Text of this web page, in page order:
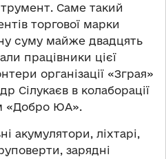
Саме такий
торгової марки
суму майже двадцять
працівники цієї
організації «Зграя»
Сілукаєв в колаборації
«Добро ЮА».
акумулятори, ліхтарі,
зарядні